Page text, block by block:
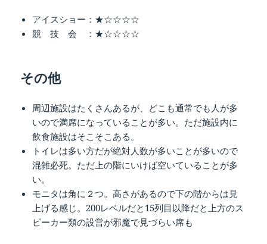
アイスショー：★☆☆☆☆
競 技 会 ：★☆☆☆☆
その他
周辺施設はたくさんあるが、どこも通常でも人が多
いので満席になっていることが多い。ただ施設内に
飲食施設はそこそこある。
トイレは多い方だが絶対人数が多いことが多いので
混雑必死。ただ上の階にいけば空いていることが多
い。
モニタは角に２つ。高さがあるので下の階からは見
上げる感じ。200レベルだと15列目以降だと上方のス
ピーカー類の設営が邪魔で見づらい席も